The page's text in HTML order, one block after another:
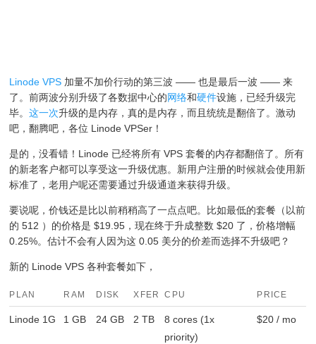
Linode VPS 加量不加价行动的第三波 —— 也是最后一波 —— 来
了。前两波分别升级了各数据中心的网络和硬件设施，已经升级完
毕。这一次升级的是内存，真的是内存，而且统统是翻倍了。激动
吧，翻腾吧，各位 Linode VPSer！
是的，没看错！Linode 已经将所有 VPS 套餐的内存都翻倍了。所有
的新老客户都可以享受这一升级优惠。新用户注册的时候就会使用新
标准了，老用户呢还需要通过升级通道来获得升级。
要说呢，价钱还是比以前稍稍高了一点点吧。比如最低的套餐（以前
的 512 ）的价格是 $19.95，现在终于升成整数 $20 了，价格增幅
0.25%。估计不会有人因为这 0.05 美分的价差而选择不升级吧？
新的 Linode VPS 各种套餐如下，
PLAN RAM DISK XFER CPU PRICE
Linode 1G 1 GB 24 GB 2 TB
8 cores (1x
priority)
$20 / mo